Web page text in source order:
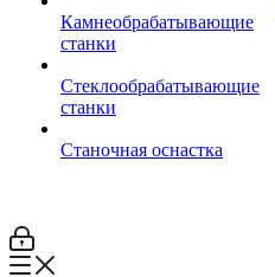
Камнеобрабатывающие
станки
Стеклообрабатывающие
станки
Станочная оснастка